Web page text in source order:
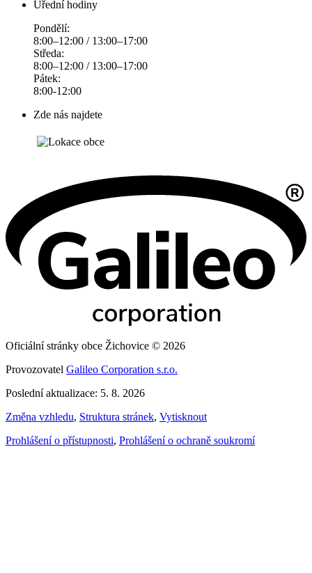
Úřední hodiny
Pondělí:
8:00–12:00 / 13:00–17:00
Středa:
8:00–12:00 / 13:00–17:00
Pátek:
8:00-12:00
Zde nás najdete
Oficiální stránky obce Žichovice © 2026
Provozovatel Galileo Corporation s.r.o.
Poslední aktualizace: 5. 8. 2026
Změna vzhledu, Struktura stránek, Vytisknout
Prohlášení o přístupnosti, Prohlášení o ochraně soukromí